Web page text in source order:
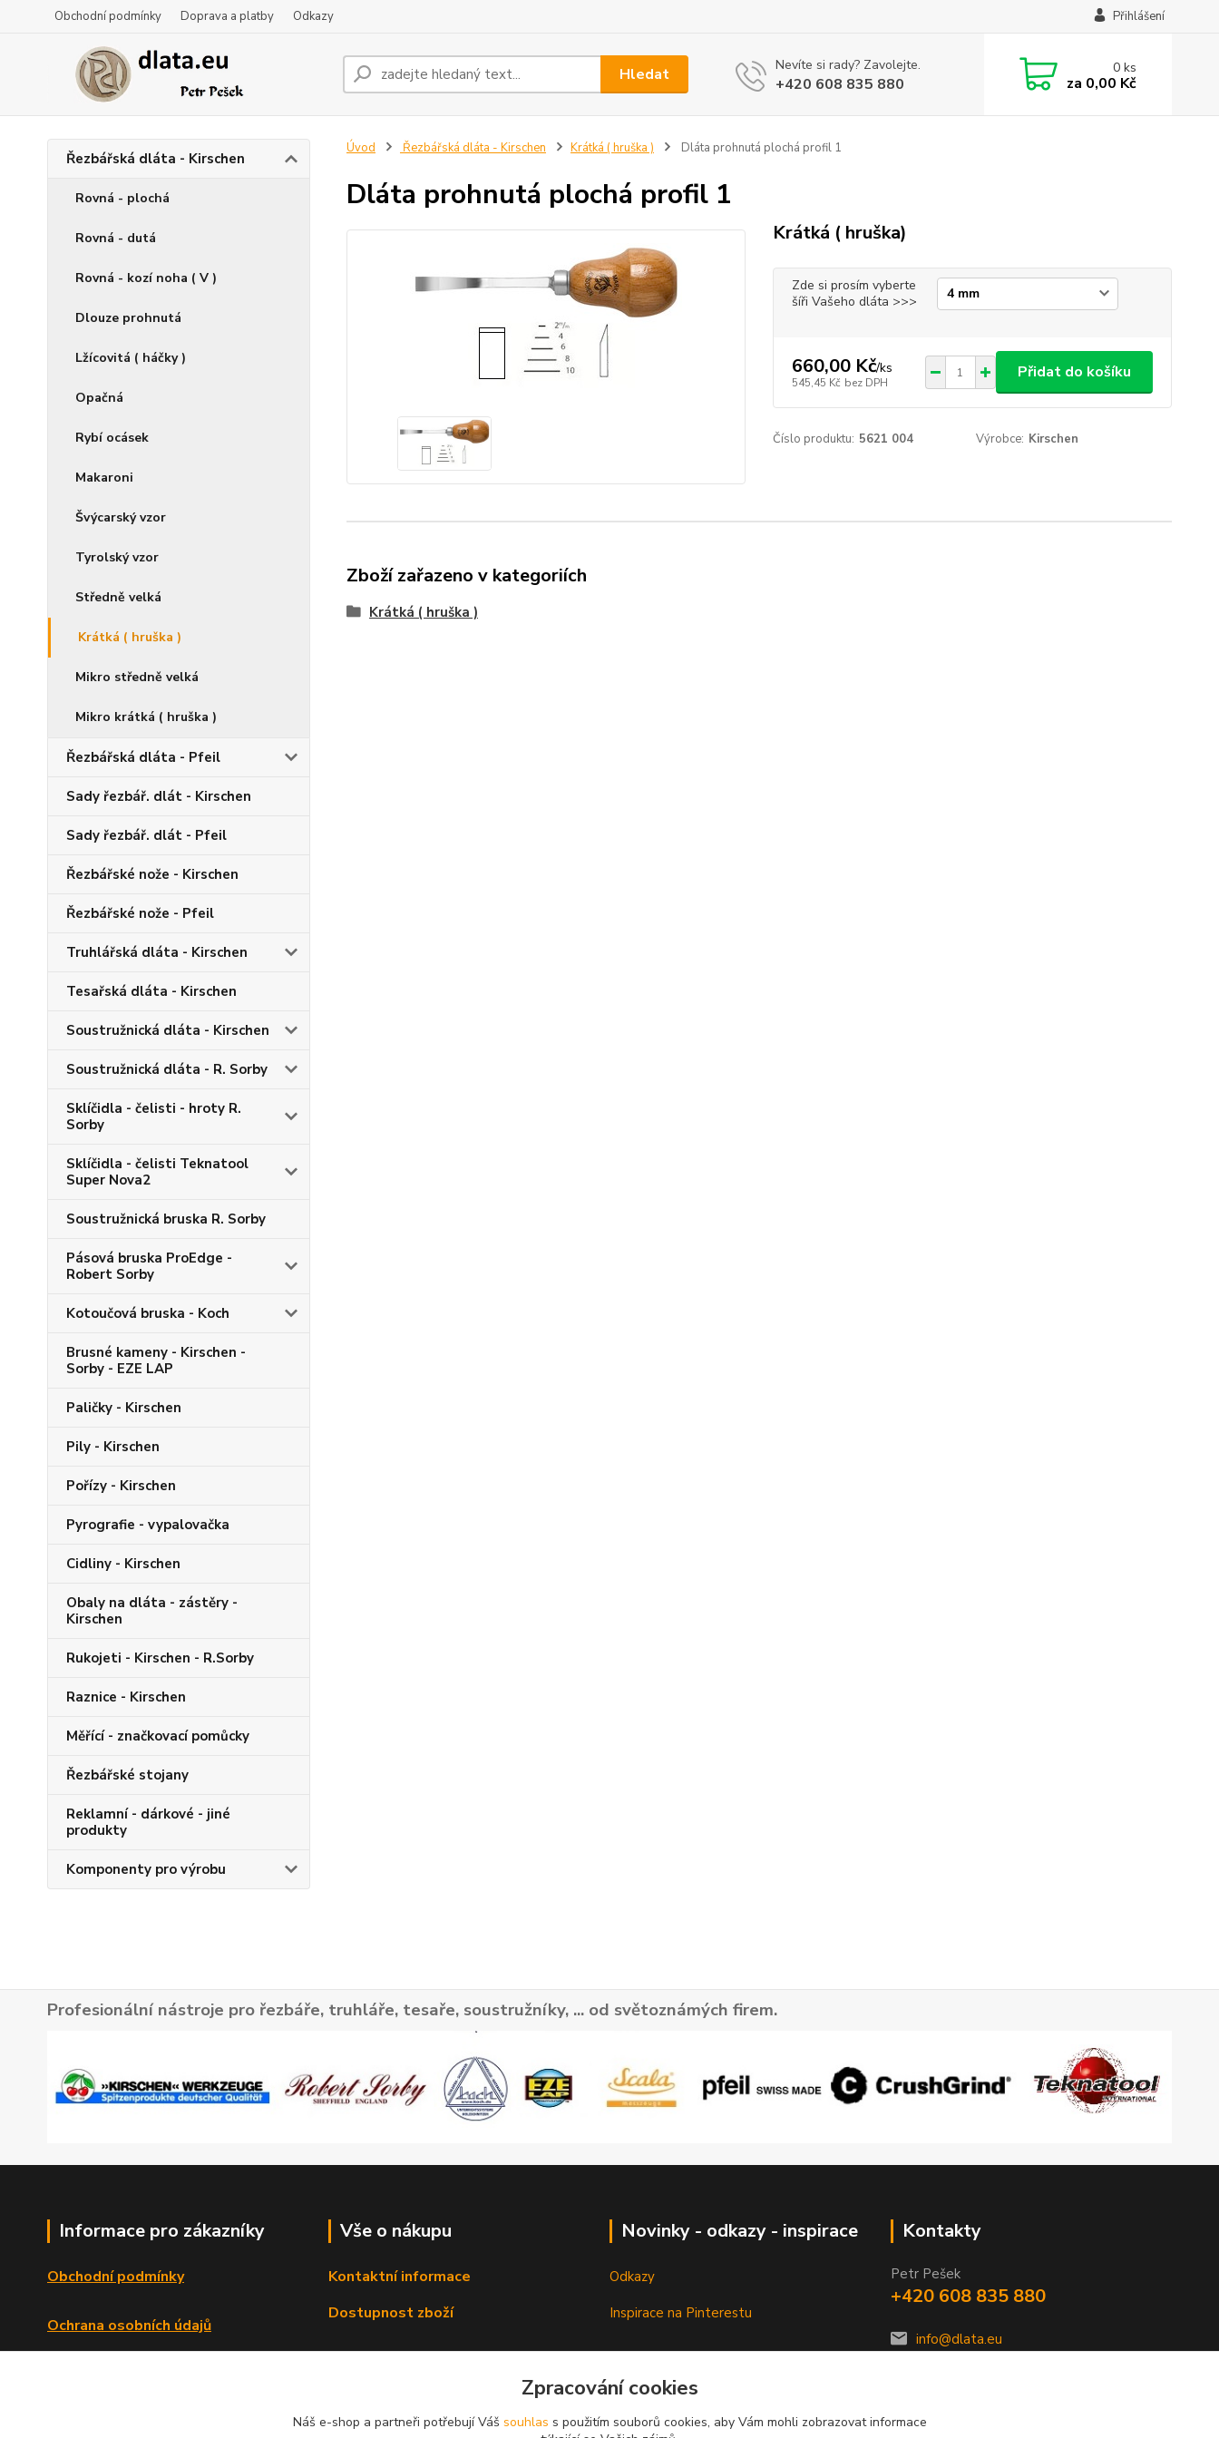
Obchodní podmínky Doprava a platby Odkazy Přihlášení
Hledat Nevíte si rady? Zavolejte.
+420 608 835 880
0ks
za 0,00 Kč
Řezbářská dláta - Kirschen
Rovná - plochá
Rovná - dutá
Rovná - kozí noha ( V )
Dlouze prohnutá
Lžícovitá ( háčky )
Opačná
Rybí ocásek
Makaroni
Švýcarský vzor
Tyrolský vzor
Středně velká
Krátká ( hruška )
Mikro středně velká
Mikro krátká ( hruška )
Řezbářská dláta - Pfeil
Sady řezbář. dlát - Kirschen
Sady řezbář. dlát - Pfeil
Řezbářské nože - Kirschen
Řezbářské nože - Pfeil
Truhlářská dláta - Kirschen
Tesařská dláta - Kirschen
Soustružnická dláta - Kirschen
Soustružnická dláta - R. Sorby
Sklíčidla - čelisti - hroty R.
Sorby
Sklíčidla - čelisti Teknatool
Super Nova2
Soustružnická bruska R. Sorby
Pásová bruska ProEdge -
Robert Sorby
Kotoučová bruska - Koch
Brusné kameny - Kirschen -
Sorby - EZE LAP
Paličky - Kirschen
Pily - Kirschen
Pořízy - Kirschen
Pyrografie - vypalovačka
Cidliny - Kirschen
Obaly na dláta - zástěry -
Kirschen
Rukojeti - Kirschen - R.Sorby
Raznice - Kirschen
Měřící - značkovací pomůcky
Řezbářské stojany
Reklamní - dárkové - jiné
produkty
Komponenty pro výrobu
Úvod Řezbářská dláta - Kirschen Krátká ( hruška ) Dláta prohnutá plochá profil 1
Dláta prohnutá plochá profil 1
Krátká ( hruška)
Zde si prosím vyberte
šíři Vašeho dláta >>>
660,00 Kč/ks
545,45 Kč bez DPH
Přidat do košíku
Číslo produktu: 5621 004 Výrobce: Kirschen
Zboží zařazeno v kategoriích
Krátká ( hruška )
Profesionální nástroje pro řezbáře, truhláře, tesaře, soustružníky, ... od světoznámých firem.
Informace pro zákazníky
Obchodní podmínky
Ochrana osobních údajů
Vše o nákupu
Kontaktní informace
Dostupnost zboží
Novinky - odkazy - inspirace
Odkazy
Inspirace na Pinterestu
Kontakty
Petr Pešek
+420 608 835 880
info@dlata.eu
Zpracování cookies
Náš e-shop a partneři potřebují Váš souhlas s použitím souborů cookies, aby Vám mohli zobrazovat informace